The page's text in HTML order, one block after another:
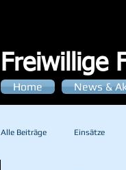
Freiwillige
Home News &
Alle Beiträge Einsätze